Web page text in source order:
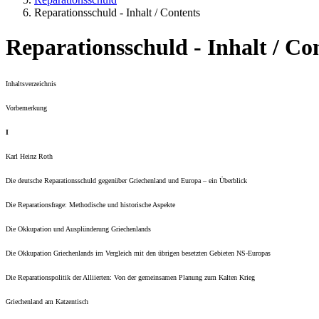
Reparationsschuld - Inhalt / Contents
Reparationsschuld - Inhalt /
Inhaltsverzeichnis
Vorbemerkung
I
Karl Heinz Roth
Die deutsche Reparationsschuld gegenüber Griechenland und Europa – ein Überblick
Die Reparationsfrage: Methodische und historische Aspekte
Die Okkupation und Ausplünderung Griechenlands
Die Okkupation Griechenlands im Vergleich mit den übrigen besetzten Gebieten NS-Europas
Die Reparationspolitik der Alliierten: Von der gemeinsamen Planung zum Kalten Krieg
Griechenland am Katzentisch